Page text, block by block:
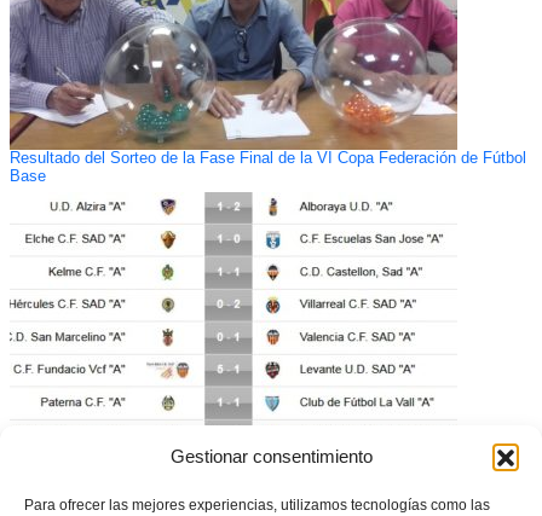
Gestionar consentimiento
Para ofrecer las mejores experiencias, utilizamos tecnologías como las
Resultado del Sorteo de la Fase Final de la VI Copa Federación de Fútbol
Base